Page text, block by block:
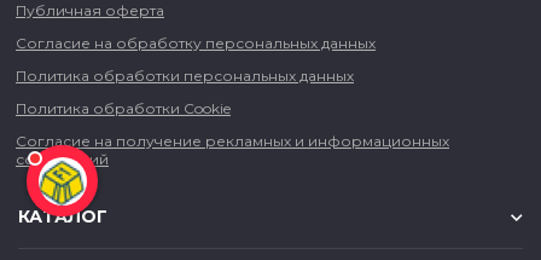
Публичная оферта
Согласие на обработку персональных данных
Политика обработки персональных данных
Политика обработки Cookie
Согласие на получение рекламных и информационных
сообщений
КАТАЛОГ